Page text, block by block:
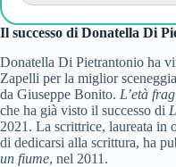
Il successo di Donatella Di
Donatella Di Pietrantonio ha
Zapelli per la miglior
da Giuseppe Bonito. L’età
che ha già visto il successo di
2021. La scrittrice, laureata in
di dedicarsi alla scrittura, ha
un fiume, nel 2011.